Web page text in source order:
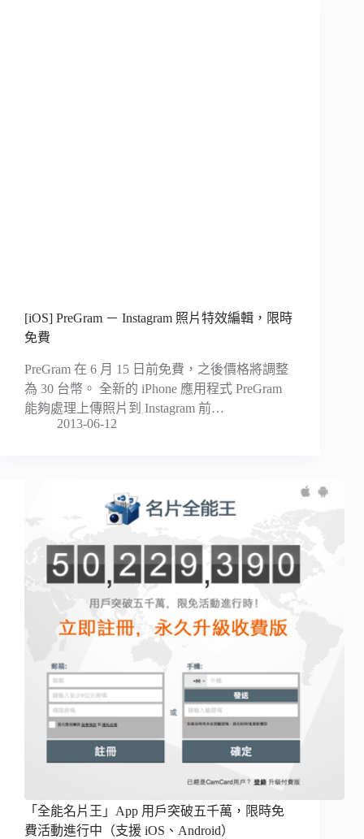
[iOS] PreGram － Instagram 照片特效編輯，限時
免費
PreGram 在 6 月 15 日前免費，之後價格將調整
為 30 台幣。 全新的 iPhone 應用程式 PreGram
能夠處理上傳照片到 Instagram 前…
2013-06-12
「全能名片王」App 用戶突破五千萬，限時免
費活動進行中（支援 iOS、Android）